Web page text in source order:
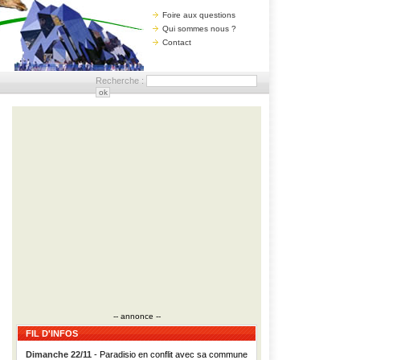
Foire aux questions
Qui sommes nous ?
Contact
Recherche :
-- annonce --
FIL D'INFOS
Dimanche 22/11 - Paradisio en conflit avec sa commune